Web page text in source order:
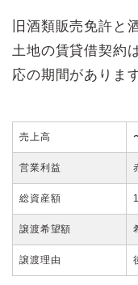
旧酒類販売免許と
土地の賃貸借契約
応の期間があります
売上高
営業利益
総資産額
譲渡希望額
譲渡理由